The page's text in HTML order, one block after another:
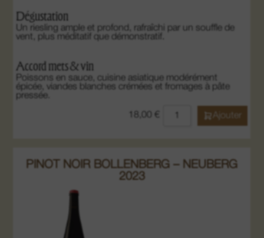
Dégustation
Un riesling ample et profond, rafraîchi par un souffle de
vent, plus méditatif que démonstratif.
Accord mets & vin
Poissons en sauce, cuisine asiatique modérément
épicée, viandes blanches crémées et fromages à pâte
pressée.
18,00 € Ajouter
PINOT NOIR BOLLENBERG – NEUBERG
2023